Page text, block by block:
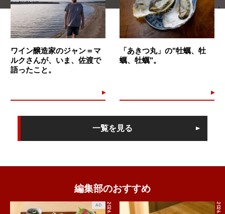
ワイン醸造家のジャン＝マ
ルクさんが、いま、佐渡で
語ったこと。
「あきつ丸」の"牡蠣、牡
蠣、牡蠣"。
一覧を見る
編集部のおすすめ
AD